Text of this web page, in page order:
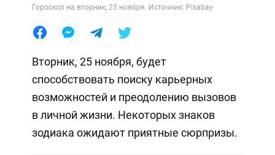
Гороскоп на вторник, 25 ноября. Источник: Pixabay
Вторник, 25 ноября, будет
способствовать поиску карьерных
возможностей и преодолению вызовов
в личной жизни. Некоторых знаков
зодиака ожидают приятные сюрпризы.